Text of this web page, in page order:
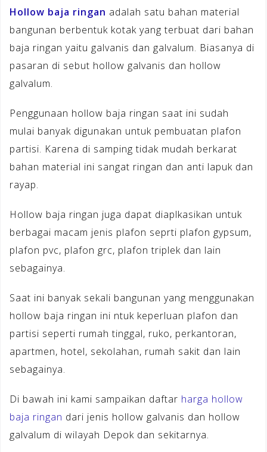
Hollow baja ringan adalah satu bahan material
bangunan berbentuk kotak yang terbuat dari bahan
baja ringan yaitu galvanis dan galvalum. Biasanya di
pasaran di sebut hollow galvanis dan hollow
galvalum.
Penggunaan hollow baja ringan saat ini sudah
mulai banyak digunakan untuk pembuatan plafon
partisi. Karena di samping tidak mudah berkarat
bahan material ini sangat ringan dan anti lapuk dan
rayap.
Hollow baja ringan juga dapat diaplkasikan untuk
berbagai macam jenis plafon seprti plafon gypsum,
plafon pvc, plafon grc, plafon triplek dan lain
sebagainya.
Saat ini banyak sekali bangunan yang menggunakan
hollow baja ringan ini ntuk keperluan plafon dan
partisi seperti rumah tinggal, ruko, perkantoran,
apartmen, hotel, sekolahan, rumah sakit dan lain
sebagainya.
Di bawah ini kami sampaikan daftar harga hollow
baja ringan dari jenis hollow galvanis dan hollow
galvalum di wilayah Depok dan sekitarnya.